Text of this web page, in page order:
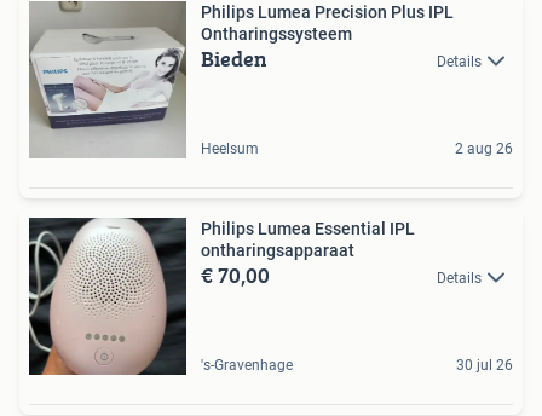
Philips Lumea Precision Plus IPL
Ontharingssysteem
Bieden Details
Heelsum 2 aug 26
Philips Lumea Essential IPL
ontharingsapparaat
€ 70,00 Details
's-Gravenhage 30 jul 26